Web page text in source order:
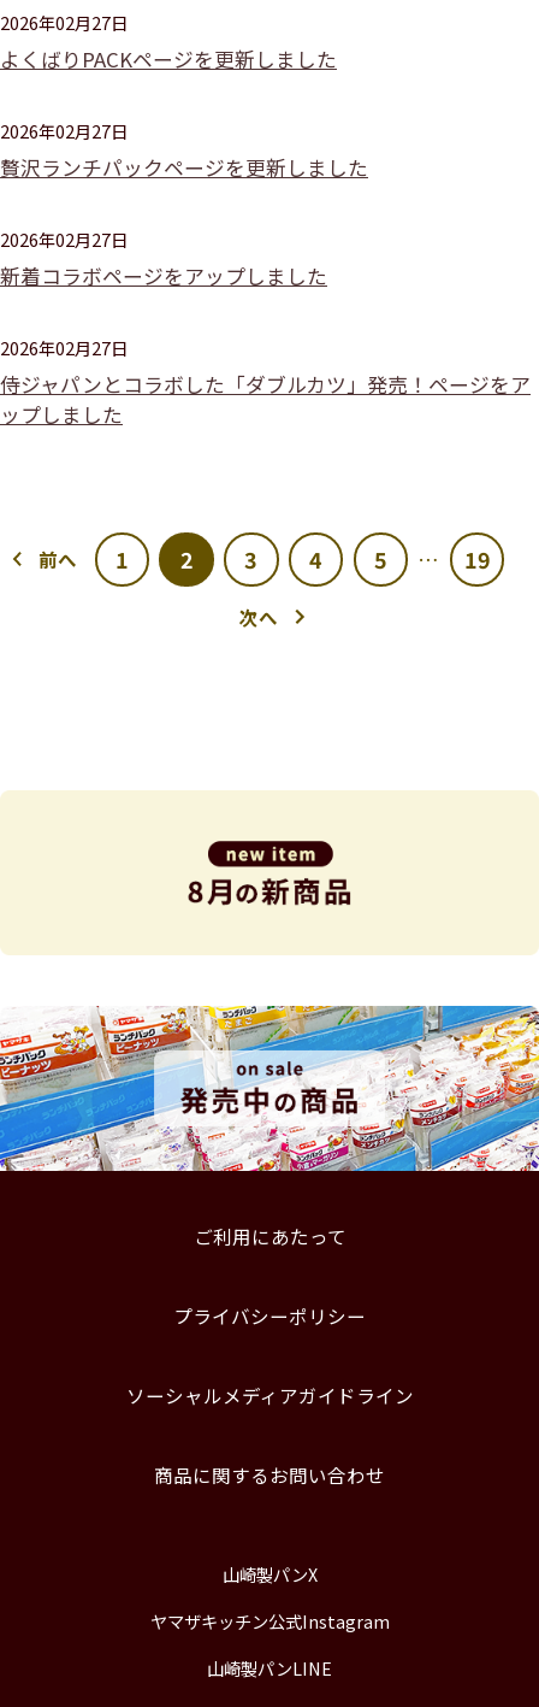
2026年02月27日
よくばりPACKページを更新しました
2026年02月27日
贅沢ランチパックページを更新しました
2026年02月27日
新着コラボページをアップしました
2026年02月27日
侍ジャパンとコラボした「ダブルカツ」発売！ページをア
ップしました
前へ 1 2 3 4 5 … 19
次へ
ご利用にあたって
プライバシーポリシー
ソーシャルメディアガイドライン
商品に関するお問い合わせ
山崎製パンX
ヤマザキッチン公式Instagram
山崎製パンLINE